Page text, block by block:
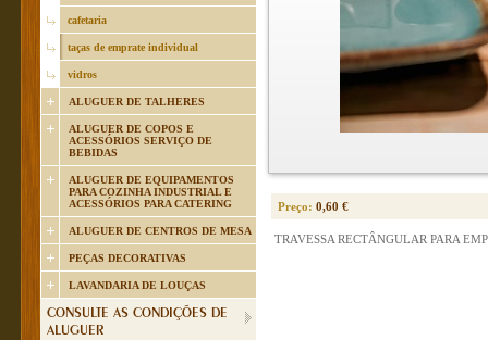
cafetaria
taças de emprate individual
vidros
ALUGUER DE TALHERES
ALUGUER DE COPOS E
ACESSÓRIOS SERVIÇO DE
BEBIDAS
ALUGUER DE EQUIPAMENTOS
PARA COZINHA INDUSTRIAL E
ACESSÓRIOS PARA CATERING
ALUGUER DE CENTROS DE MESA
PEÇAS DECORATIVAS
LAVANDARIA DE LOUÇAS
CONSULTE AS CONDIÇÕES DE
ALUGUER
Preço: 0,60 €
TRAVESSA RECTÂNGULAR PARA